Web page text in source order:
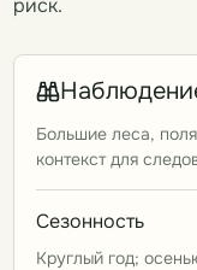
риск.
Большие леса,
контекст для
Сезонность
Круглый год;